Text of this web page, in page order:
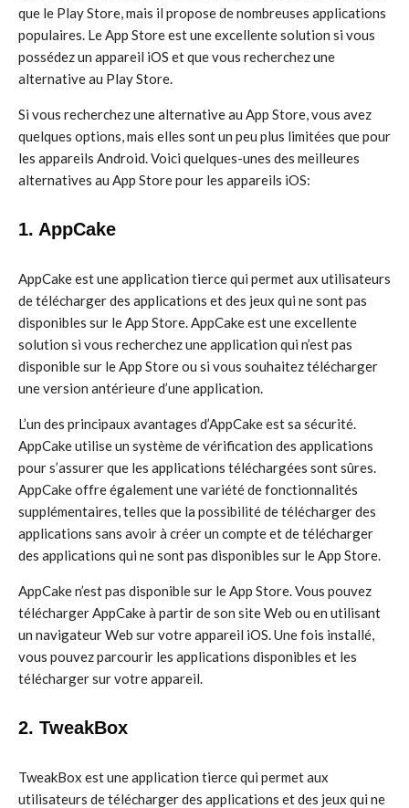
que le Play Store, mais il propose de nombreuses applications
populaires. Le App Store est une excellente solution si vous
possédez un appareil iOS et que vous recherchez une
alternative au Play Store.
Si vous recherchez une alternative au App Store, vous avez
quelques options, mais elles sont un peu plus limitées que pour
les appareils Android. Voici quelques-unes des meilleures
alternatives au App Store pour les appareils iOS:
1. AppCake
AppCake est une application tierce qui permet aux utilisateurs
de télécharger des applications et des jeux qui ne sont pas
disponibles sur le App Store. AppCake est une excellente
solution si vous recherchez une application qui n’est pas
disponible sur le App Store ou si vous souhaitez télécharger
une version antérieure d’une application.
L’un des principaux avantages d’AppCake est sa sécurité.
AppCake utilise un système de vérification des applications
pour s’assurer que les applications téléchargées sont sûres.
AppCake offre également une variété de fonctionnalités
supplémentaires, telles que la possibilité de télécharger des
applications sans avoir à créer un compte et de télécharger
des applications qui ne sont pas disponibles sur le App Store.
AppCake n’est pas disponible sur le App Store. Vous pouvez
télécharger AppCake à partir de son site Web ou en utilisant
un navigateur Web sur votre appareil iOS. Une fois installé,
vous pouvez parcourir les applications disponibles et les
télécharger sur votre appareil.
2. TweakBox
TweakBox est une application tierce qui permet aux
utilisateurs de télécharger des applications et des jeux qui ne